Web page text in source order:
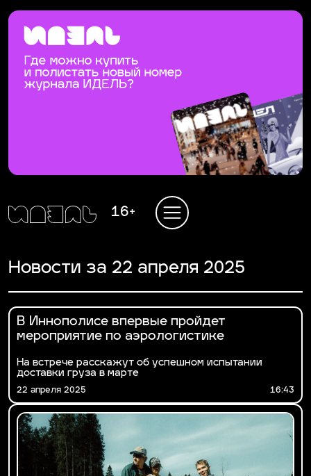
16+
Новости за 22 апреля 2025
В Иннополисе впервые пройдет
мероприятие по аэрологистике
На встрече расскажут об успешном испытании
доставки груза в марте
22 апреля 2025 16:43